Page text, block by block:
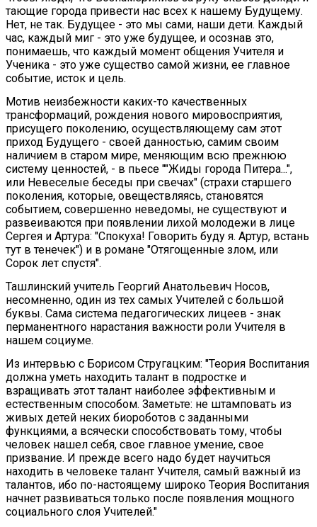
тающие города привести нас всех к нашему Будущему.
Нет, не так. Будущее - это мы сами, наши дети. Каждый
час, каждый миг - это уже будущее, и осознав это,
понимаешь, что каждый момент общения Учителя и
Ученика - это уже существо самой жизни, ее главное
событие, исток и цель.
Мотив неизбежности каких-то качественных
трансформаций, рождения нового мировосприятия,
присущего поколению, осуществляющему сам этот
приход Будущего - своей данностью, самим своим
наличием в старом мире, меняющим всю прежнюю
систему ценностей, - в пьесе ""Жиды города Питера...",
или Невеселые беседы при свечах" (страхи старшего
поколения, которые, овеществляясь, становятся
событием, совершенно неведомы, не существуют и
развеиваются при появлении лихой молодежи в лице
Сергея и Артура: "Спокуха! Говорить буду я. Артур, встань
тут в тенечек") и в романе "Отягощенные злом, или
Сорок лет спустя".
Ташлинский учитель Георгий Анатольевич Носов,
несомненно, один из тех самых Учителей с большой
буквы. Сама система педагогических лицеев - знак
перманентного нарастания важности роли Учителя в
нашем социуме.
Из интервью с Борисом Стругацким: "Теория Воспитания
должна уметь находить талант в подростке и
взращивать этот талант наиболее эффективным и
естественным способом. Заметьте: не штамповать из
живых детей неких биороботов с заданными
функциями, а всячески способствовать тому, чтобы
человек нашел себя, свое главное умение, свое
призвание. И прежде всего надо будет научиться
находить в человеке талант Учителя, самый важный из
талантов, ибо по-настоящему широко Теория Воспитания
начнет развиваться только после появления мощного
социального слоя Учителей."